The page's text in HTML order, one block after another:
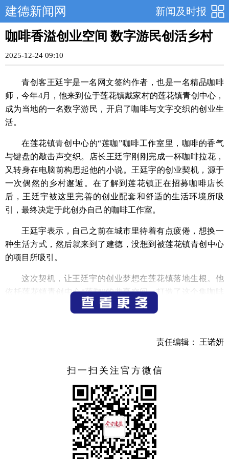
新闻及时报
建德新闻网
咖啡香溢创业空间 数字游民创活乡村
2025-12-24 09:10
青创客王廷宇是一名网文签约作者，也是一名精品咖啡
师，今年4月，他来到位于莲花镇戴家村的莲花镇青创中心，
成为当地的一名数字游民，开启了咖啡与文字交织的创业生
活。
在莲花镇青创中心的“莲咖”咖啡工作室里，咖啡的香气
与键盘的敲击声交织。店长王廷宇刚刚完成一杯咖啡拉花，
又转身在电脑前构思起他的小说。王廷宇的创业契机，源于
一次偶然的乡村邂逅。在了解到莲花镇正在招募咖啡店长
后，王廷宇被这里完善的创业配套和舒适的生活环境所吸
引，最终决定于此创办自己的咖啡工作室。
王廷宇表示，自己之前在城市里待着有点疲倦，想换一
种生活方式，然后就来到了建德，没想到被莲花镇青创中心
的项目所吸引。
这次契机，让王廷宇的创业梦想在莲花镇落地生根。他
依托莲花镇青创中心“莲咖”的共享空间，打造了这个集咖啡
体验、内容创作于一体的复合式工作室。在这里，游客不仅
王廷宇不仅将本地特色农产品融入创意饮品研发，更在
放的莲花，既彰显地域特色，也寄托着他对这片土地的热
爱。而在莲花镇的所见所闻，也成为他创作中的灵感源泉。
王廷宇的成功起步，离不开建德市及莲花镇精心培育的
创业沃土。当地为吸引青年人才入乡创业，构建了全方位的
扶持体系，为大学生、退役军人等群体提供多种补贴；通过
责任编辑： 王诺妍
扫一扫关注官方微信